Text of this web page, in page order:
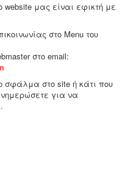
website μας είναι εφικτή με
στο Menu του
στο email:
σφάλμα στο site ή κάτι που
για να